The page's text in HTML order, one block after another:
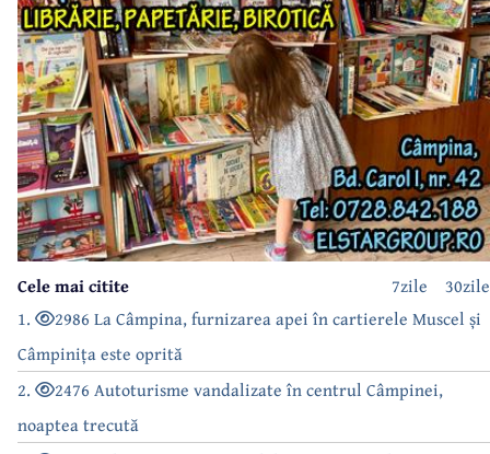
30zile
7zile
Cele mai citite
1.
2986 La Câmpina, furnizarea apei în cartierele Muscel și
Câmpinița este oprită
2.
2476 Autoturisme vandalizate în centrul Câmpinei,
noaptea trecută